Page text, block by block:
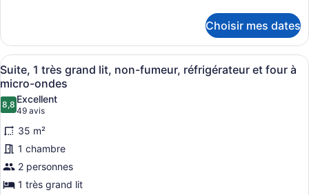
Chambre
Deluxe
Choisir mes dates
Afficher
toutes
les
photos
pour
ce
type
de
chambre :
Une chambre d’hôtel avec une
11
Suite, 1 très grand lit, non-fumeur, réfrigérateur et four à
micro-ondes
8,88,8 sur 10
Excellent
49 avis
(49 avis)
35 m²
1 chambre
2 personnes
1 très grand lit